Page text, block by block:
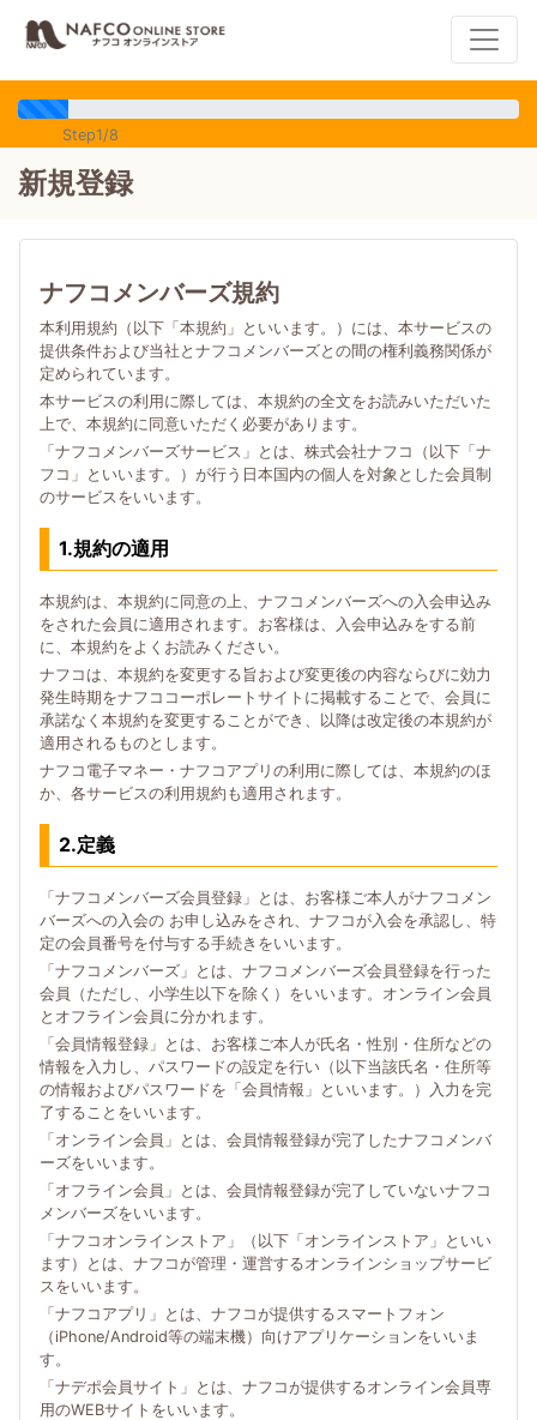
Step1/8
新規登録
ナフコメンバーズ規約
本利用規約（以下「本規約」といいます。）には、本サービスの
提供条件および当社とナフコメンバーズとの間の権利義務関係が
定められています。
本サービスの利用に際しては、本規約の全文をお読みいただいた
上で、本規約に同意いただく必要があります。
「ナフコメンバーズサービス」とは、株式会社ナフコ（以下「ナ
フコ」といいます。）が行う日本国内の個人を対象とした会員制
のサービスをいいます。
1.規約の適用
本規約は、本規約に同意の上、ナフコメンバーズへの入会申込み
をされた会員に適用されます。お客様は、入会申込みをする前
に、本規約をよくお読みください。
ナフコは、本規約を変更する旨および変更後の内容ならびに効力
発生時期をナフココーポレートサイトに掲載することで、会員に
承諾なく本規約を変更することができ、以降は改定後の本規約が
適用されるものとします。
ナフコ電子マネー・ナフコアプリの利用に際しては、本規約のほ
か、各サービスの利用規約も適用されます。
2.定義
「ナフコメンバーズ会員登録」とは、お客様ご本人がナフコメン
バーズへの入会の お申し込みをされ、ナフコが入会を承認し、特
定の会員番号を付与する手続きをいいます。
「ナフコメンバーズ」とは、ナフコメンバーズ会員登録を行った
会員（ただし、小学生以下を除く）をいいます。オンライン会員
とオフライン会員に分かれます。
「会員情報登録」とは、お客様ご本人が氏名・性別・住所などの
情報を入力し、パスワードの設定を行い（以下当該氏名・住所等
の情報およびパスワードを「会員情報」といいます。）入力を完
了することをいいます。
「オンライン会員」とは、会員情報登録が完了したナフコメンバ
ーズをいいます。
「オフライン会員」とは、会員情報登録が完了していないナフコ
メンバーズをいいます。
「ナフコオンラインストア」（以下「オンラインストア」といい
ます）とは、ナフコが管理・運営するオンラインショップサービ
スをいいます。
「ナフコアプリ」とは、ナフコが提供するスマートフォン
（iPhone/Android等の端末機）向けアプリケーションをいいま
す。
「ナデポ会員サイト」とは、ナフコが提供するオンライン会員専
用のWEBサイトをいいます。